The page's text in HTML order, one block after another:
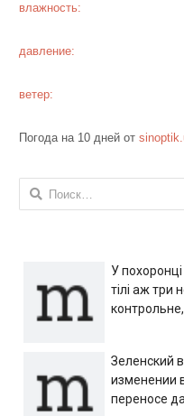
влажность:
давление:
ветер:
Погода на 10 дней от
Найти:
У
тілі аж три
Зеленский
изменении
переносе